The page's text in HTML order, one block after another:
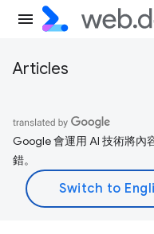
Articles
Google 會運用 AI 技術將內
錯。